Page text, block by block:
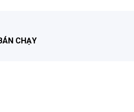
CHẠY